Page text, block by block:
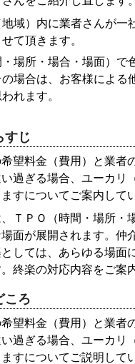
域）内に業者さんが一
て頂きます。
・場所・場合・場面）で
場合は、お客様による
れます。
すじ
望料金（費用）と業者
過ぎる場合、ユーカリ
すについてご案内して
ＴＰＯ（時間・場所・
面が展開されます。仲
しては、あらゆる場面
終楽の対応内容をご案
ころ
望料金（費用）と業者
過ぎる場合、ユーカリ
すについてご説明して